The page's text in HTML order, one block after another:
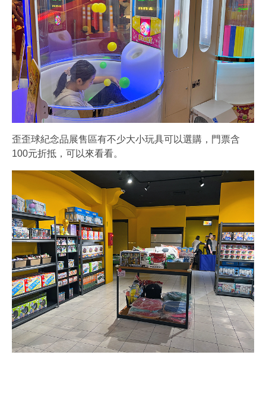
歪歪球紀念品展售區有不少大小玩具可以選購，門票含
100元折抵，可以來看看。